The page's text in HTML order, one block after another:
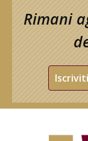
Rimani